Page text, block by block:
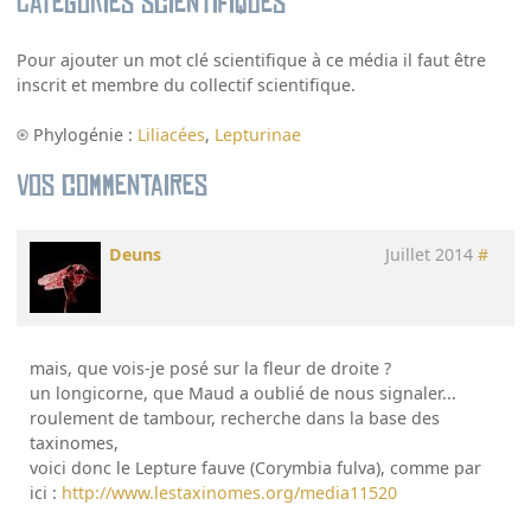
Pour ajouter un mot clé scientifique à ce média il faut être
inscrit et membre du collectif scientifique.
Phylogénie : Liliacées, Lepturinae
Vos commentaires
Deuns Juillet 2014 #
mais, que vois-je posé sur la fleur de droite ?
un longicorne, que Maud a oublié de nous signaler...
roulement de tambour, recherche dans la base des
taxinomes,
voici donc le Lepture fauve (Corymbia fulva), comme par
ici : http://www.lestaxinomes.org/media11520